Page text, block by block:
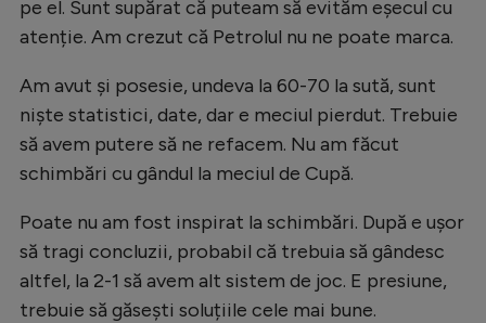
Ciclism
Alte sporturi
JO 2024
Intră în cont
pe el. Sunt supărat că puteam să evităm eșecul cu
atenție. Am crezut că Petrolul nu ne poate marca.
Am avut și posesie, undeva la 60-70 la sută, sunt
niște statistici, date, dar e meciul pierdut. Trebuie
să avem putere să ne refacem. Nu am făcut
schimbări cu gândul la meciul de Cupă.
Poate nu am fost inspirat la schimbări. După e ușor
să tragi concluzii, probabil că trebuia să gândesc
altfel, la 2-1 să avem alt sistem de joc. E presiune,
trebuie să găsești soluțiile cele mai bune.